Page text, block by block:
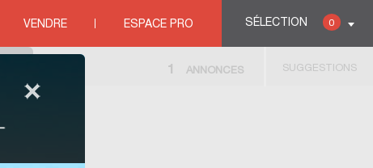
SÉLECTION 0
VENDRE ESPACE PRO
SUGGESTIONS
1 ANNONCES